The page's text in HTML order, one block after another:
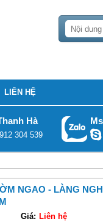
LIÊN HỆ
Hà
304 539
NGAO - LÀNG
Giá: Liên hệ